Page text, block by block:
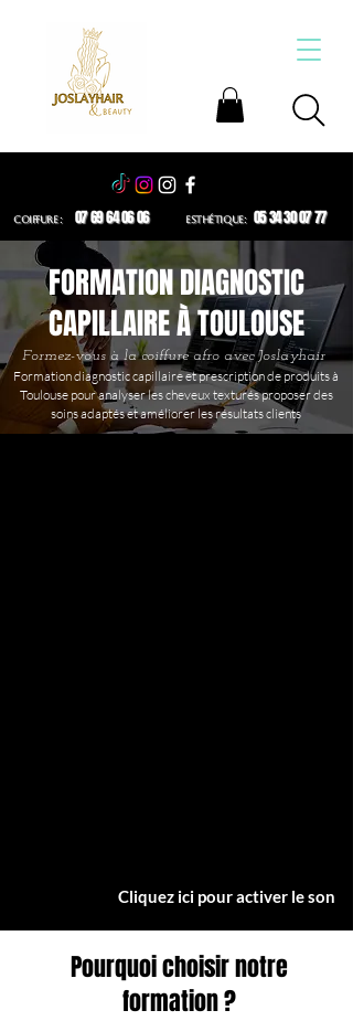
COIFFURE : 07 69 64 06 06 ESTHÉTIQUE: 05 34 30 07 77
FORMATION DIAGNOSTIC
CAPILLAIRE À TOULOUSE
Formez-vous à la coiffure afro avec Joslayhair
Formation diagnostic capillaire et prescription de produits à
Toulouse pour analyser les cheveux texturés proposer des
soins adaptéset améliorer les résultats clients
Cliquez ici pour activer le son
​Pourquoi choisir notre
formation ?​​